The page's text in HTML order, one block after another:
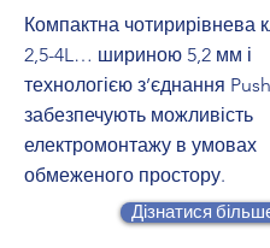
Компактна чотирирівнева
2,5-4L… шириною 5,2 мм і
технологією з’єднання
забезпечують можливість
електромонтажу в умовах
обмеженого простору.
Дізнатися